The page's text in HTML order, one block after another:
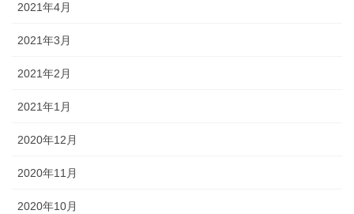
2021年4月
2021年3月
2021年2月
2021年1月
2020年12月
2020年11月
2020年10月